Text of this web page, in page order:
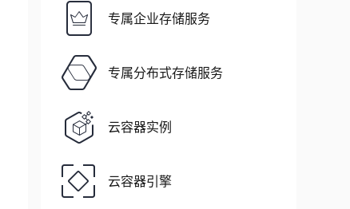
专属企业存储服务
专属分布式存储服务
云容器实例
云容器引擎